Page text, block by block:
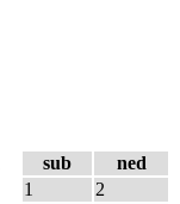
sub
ned
1
2